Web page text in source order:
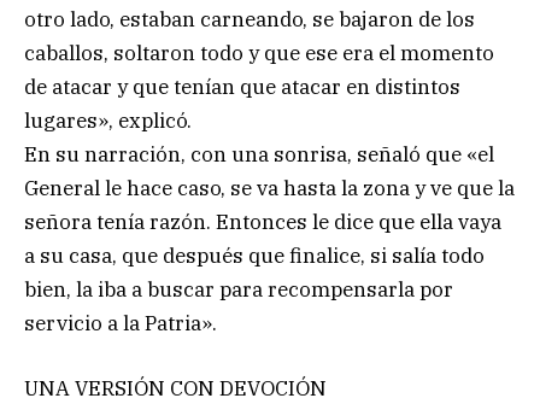
otro lado, estaban carneando, se bajaron de los
caballos, soltaron todo y que ese era el momento
de atacar y que tenían que atacar en distintos
lugares», explicó.
En su narración, con una sonrisa, señaló que «el
General le hace caso, se va hasta la zona y ve que la
señora tenía razón. Entonces le dice que ella vaya
a su casa, que después que finalice, si salía todo
bien, la iba a buscar para recompensarla por
servicio a la Patria».
UNA VERSIÓN CON DEVOCIÓN